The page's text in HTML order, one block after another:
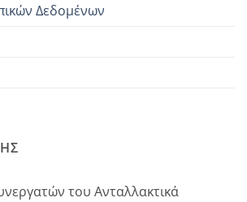
Δεδομένων
του Ανταλλακτικά